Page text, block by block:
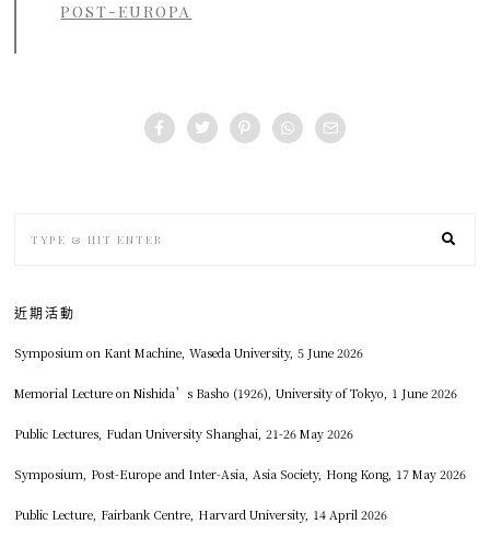
POST-EUROPA
近期活動
Symposium on Kant Machine, Waseda University, 5 June 2026
Memorial Lecture on Nishida’s Basho (1926), University of Tokyo, 1 June 2026
Public Lectures, Fudan University Shanghai, 21-26 May 2026
Symposium, Post-Europe and Inter-Asia, Asia Society, Hong Kong, 17 May 2026
Public Lecture, Fairbank Centre, Harvard University, 14 April 2026